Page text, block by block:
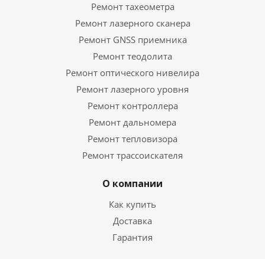
Ремонт тахеометра
Ремонт лазерного сканера
Ремонт GNSS приемника
Ремонт теодолита
Ремонт оптического нивелира
Ремонт лазерного уровня
Ремонт контроллера
Ремонт дальномера
Ремонт тепловизора
Ремонт трассоискателя
О компании
Как купить
Доставка
Гарантия